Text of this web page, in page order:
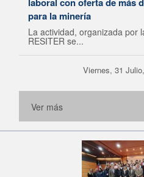
para la minería
La actividad, organizada por
RESITER se...
Viernes, 31
Ver más